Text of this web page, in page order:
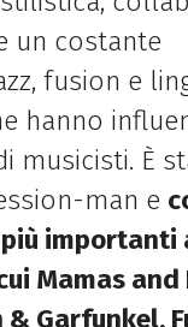
un costante
fusion e
hanno
musicisti. È
man e
Mamas and
& Garfunkel,